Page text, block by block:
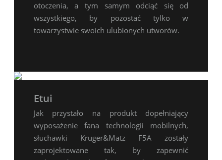
otoczenia, a tym samym odciąć się od
wszystkiego, by pozostać tylko w
towarzystwie swoich ulubionych utworów.
Etui
Jak przystało na produkt dopełniający
wyposażenie fana technologii mobilnych,
słuchawki Kruger&Matz F5A zostały
zaprojektowane tak, by zapewnić